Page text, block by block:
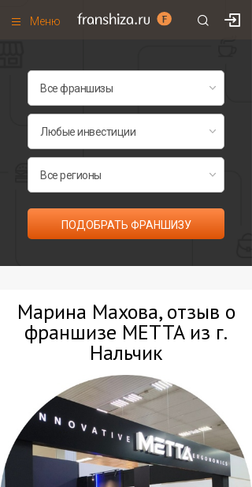
Меню
Франшизы по категориям
ПОДОБРАТЬ ФРАНШИЗУ
Марина Махова, отзыв о
франшизе METTA из г.
Нальчик